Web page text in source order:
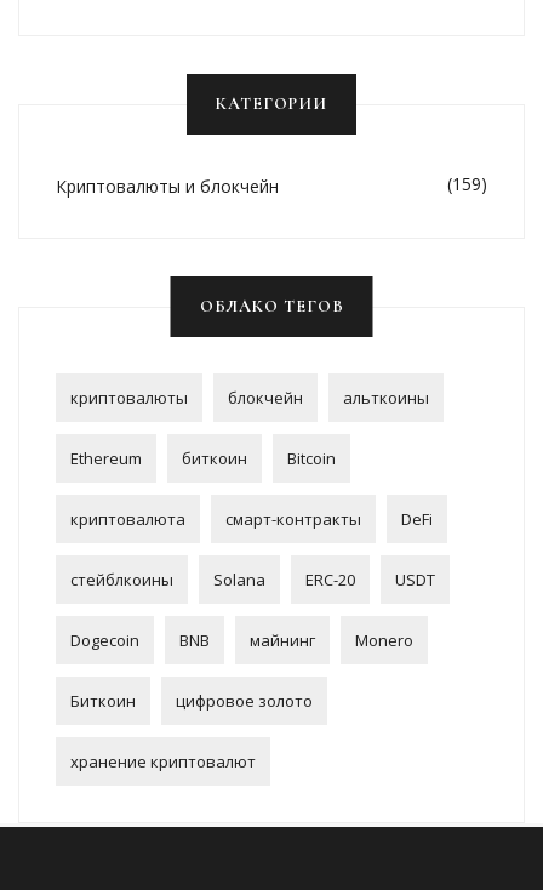
КАТЕГОРИИ
Криптовалюты и блокчейн (159)
ОБЛАКО ТЕГОВ
криптовалюты блокчейн альткоины
Ethereum биткоин Bitcoin
криптовалюта смарт-контракты DeFi
стейблкоины Solana ERC-20 USDT
Dogecoin BNB майнинг Monero
Биткоин цифровое золото
хранение криптовалют